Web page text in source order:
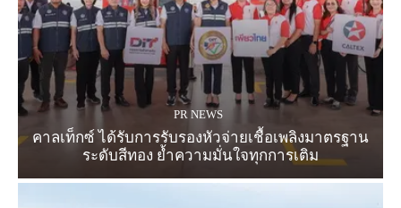
PR NEWS
คาลเท็กซ์ ได้รับการรับรองหัวจ่ายเชื้อเพลิงมาตรฐาน
ระดับสีทอง ย้ำความมั่นใจทุกการเติม